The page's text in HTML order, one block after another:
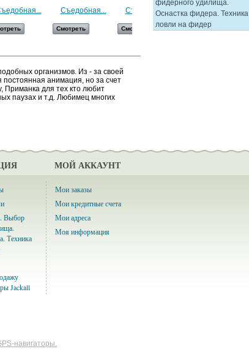
Съедобная...
Смотреть
Съедобная...
Смотреть
Съедобная...
Смотреть
организмов. Из - за своей
постоянная анимация, но за счет
Приманка для тех кто любит
паузах и т.д. Любимец многих
фидерного удилища.
Оснастка фидера. Техника
ловли на фидер
Выбор
Техника
Jackall
МОЙ АККАУНТ
Мои заказы
Мои кредитные счета
Мои адреса
Моя информация